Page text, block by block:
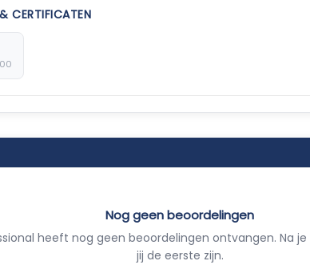
CERTIFICATEN
Nog geen beoordelingen
heeft nog geen beoordelingen ontvangen. Na
jij de eerste zijn.